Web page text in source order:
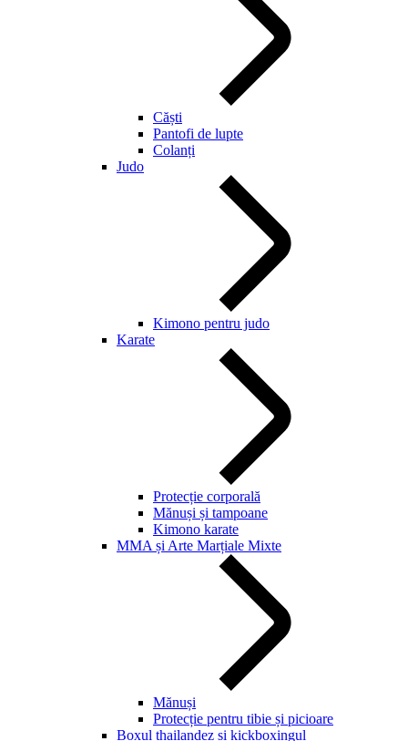
Căști
Pantofi de lupte
Colanți
Judo
Kimono pentru judo
Karate
Protecție corporală
Mănuși și tampoane
Kimono karate
MMA și Arte Marțiale Mixte
Mănuși
Protecție pentru tibie și picioare
Boxul thailandez și kickboxingul